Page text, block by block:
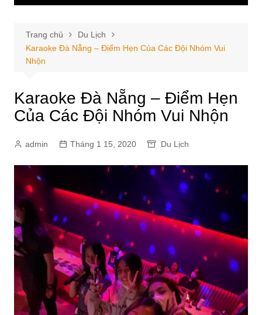
Trang chủ
Du Lịch
Karaoke Đà Nẵng – Điểm Hẹn Của Các Đội Nhóm Vui
Nhộn
Karaoke Đà Nẵng – Điểm Hẹn
Của Các Đội Nhóm Vui Nhộn
admin Tháng 1 15, 2020 Du Lịch